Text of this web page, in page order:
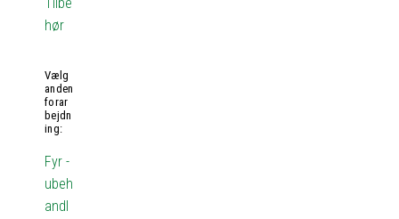
hør
Vælg
anden
forar
bejdn
ing:
Fyr -
ubeh
andl